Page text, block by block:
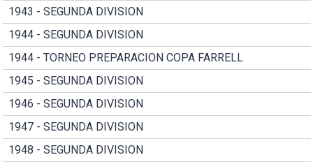
1943 - SEGUNDA DIVISION
1944 - SEGUNDA DIVISION
1944 - TORNEO PREPARACION COPA FARRELL
1945 - SEGUNDA DIVISION
1946 - SEGUNDA DIVISION
1947 - SEGUNDA DIVISION
1948 - SEGUNDA DIVISION